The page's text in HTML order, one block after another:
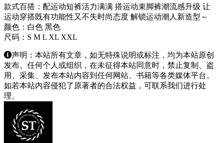
款式百搭：配运动短裤活力满满 搭运动束脚裤潮流感升级 让
运动穿搭既有功能性又不失时尚态度 解锁运动潮人新造型～
颜色：白色 黑色
尺码：S M L XL XXL
声明：本站所有文章，如无特殊说明或标注，均为本站原创
发布。任何个人或组织，在未征得本站同意时，禁止复制、盗
用、采集、发布本站内容到任何网站、书籍等各类媒体平台。
如若本站内容侵犯了原著者的合法权益，可联系我们进行处
理。